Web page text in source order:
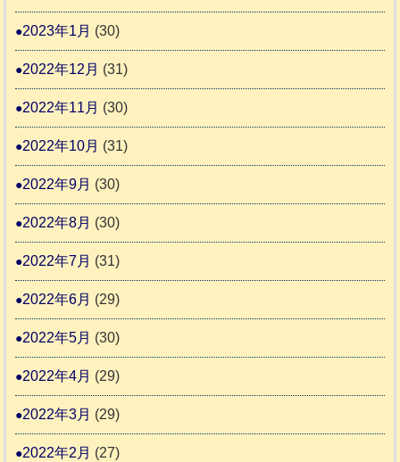
2023年1月 (30)
2022年12月 (31)
2022年11月 (30)
2022年10月 (31)
2022年9月 (30)
2022年8月 (30)
2022年7月 (31)
2022年6月 (29)
2022年5月 (30)
2022年4月 (29)
2022年3月 (29)
2022年2月 (27)